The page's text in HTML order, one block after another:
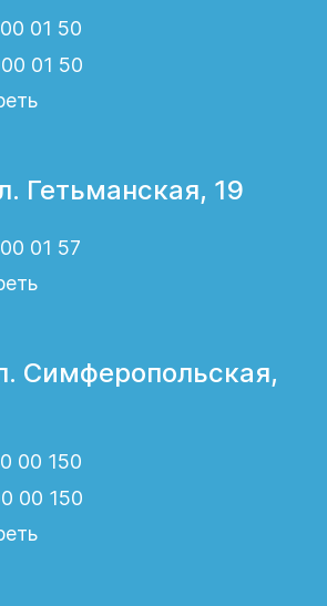
01 50
01 50
Гетьманская, 19
01 57
Симферопольская,
00 150
00 150